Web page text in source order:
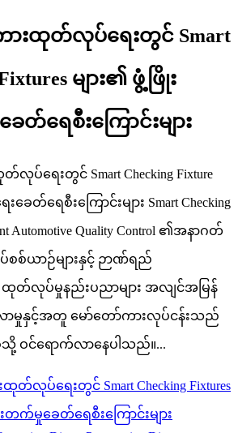
ားထုတ်လုပ်ရေးတွင် Smart
များ၏ ဖွံ့ဖြိုး
ရေစီးကြောင်းများ
ပ်ရေးတွင် Smart Checking Fixture
ေတ်ရေစီးကြောင်းများ Smart Checking
Automotive Quality Control ၏အနာဂတ်
ျှပ်စစ်ယာဉ်များနှင့် ဉာဏ်ရည်
တ်လုပ်မှုနည်းပညာများ အလျင်အမြန်
မှုနှင့်အတူ မော်တော်ကားလုပ်ငန်းသည်
ဝင်ရောက်လာနေပါသည်။...